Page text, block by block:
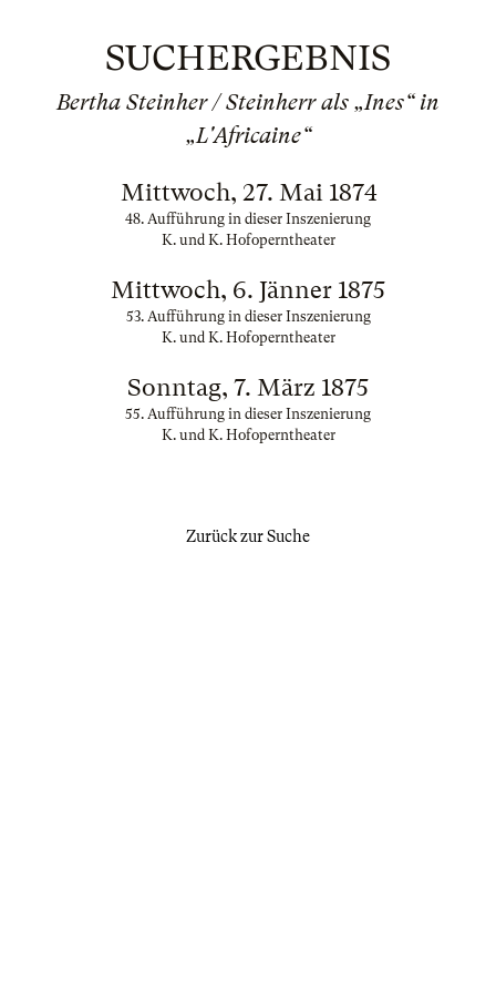
SUCHERGEBNIS
Bertha Steinher / Steinherr als „Ines“ in
„L'Africaine“
Mittwoch, 27. Mai 1874
48. Aufführung in dieser Inszenierung
K. und K. Hofoperntheater
Mittwoch, 6. Jänner 1875
53. Aufführung in dieser Inszenierung
K. und K. Hofoperntheater
Sonntag, 7. März 1875
55. Aufführung in dieser Inszenierung
K. und K. Hofoperntheater
Zurück zur Suche